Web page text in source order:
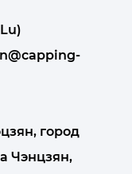
город
Чэнцзян,